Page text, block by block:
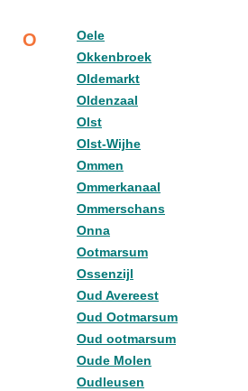
O
Oele
Okkenbroek
Oldemarkt
Oldenzaal
Olst
Olst-Wijhe
Ommen
Ommerkanaal
Ommerschans
Onna
Ootmarsum
Ossenzijl
Oud Avereest
Oud Ootmarsum
Oud ootmarsum
Oude Molen
Oudleusen